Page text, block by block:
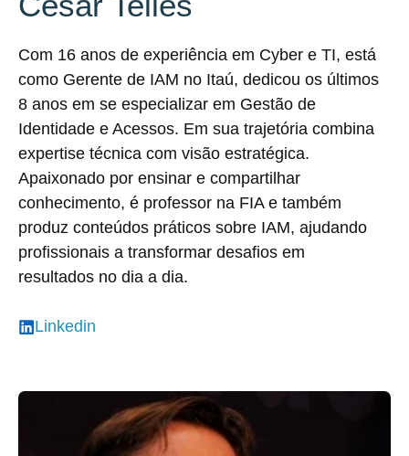
Com 16 anos de experiência em Cyber e TI, está
como Gerente de IAM no Itaú, dedicou os últimos
8 anos em se especializar em Gestão de
Identidade e Acessos. Em sua trajetória combina
expertise técnica com visão estratégica.
Apaixonado por ensinar e compartilhar
conhecimento, é professor na FIA e também
produz conteúdos práticos sobre IAM, ajudando
profissionais a transformar desafios em
resultados no dia a dia.
Linkedin